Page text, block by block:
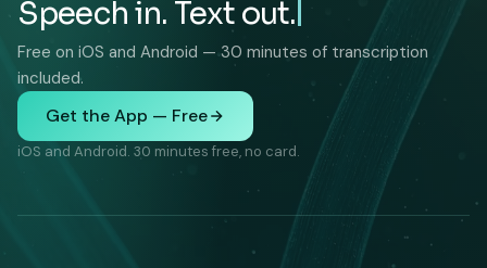
Speech in. Text out.
Free on iOS and Android — 30 minutes of transcription
included.
Get the App — Free
iOS and Android. 30 minutes free, no card.